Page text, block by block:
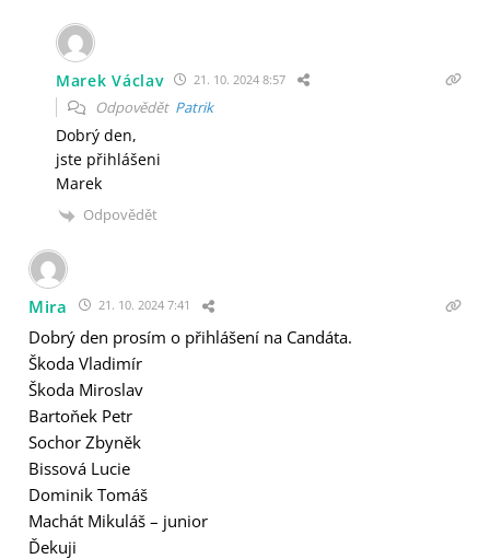
Marek Václav 21. 10. 2024 8:57
Odpovědět Patrik
Dobrý den,
jste přihlášeni
Marek
Odpovědět
Mira 21. 10. 2024 7:41
Dobrý den prosím o přihlášení na Candáta.
Škoda Vladimír
Škoda Miroslav
Bartoňek Petr
Sochor Zbyněk
Bissová Lucie
Dominik Tomáš
Machát Mikuláš – junior
Ďekuji